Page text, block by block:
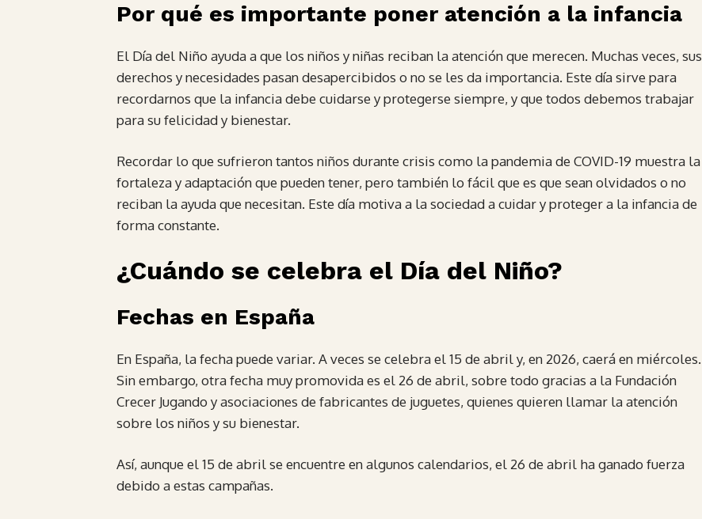
Por qué es importante poner atención a la infancia
El Día del Niño ayuda a que los niños y niñas reciban la atención que merecen. Muchas veces, sus
derechos y necesidades pasan desapercibidos o no se les da importancia. Este día sirve para
recordarnos que la infancia debe cuidarse y protegerse siempre, y que todos debemos trabajar
para su felicidad y bienestar.
Recordar lo que sufrieron tantos niños durante crisis como la pandemia de COVID-19 muestra la
fortaleza y adaptación que pueden tener, pero también lo fácil que es que sean olvidados o no
reciban la ayuda que necesitan. Este día motiva a la sociedad a cuidar y proteger a la infancia de
forma constante.
¿Cuándo se celebra el Día del Niño?
Fechas en España
En España, la fecha puede variar. A veces se celebra el 15 de abril y, en 2026, caerá en miércoles.
Sin embargo, otra fecha muy promovida es el 26 de abril, sobre todo gracias a la Fundación
Crecer Jugando y asociaciones de fabricantes de juguetes, quienes quieren llamar la atención
sobre los niños y su bienestar.
Así, aunque el 15 de abril se encuentre en algunos calendarios, el 26 de abril ha ganado fuerza
debido a estas campañas.